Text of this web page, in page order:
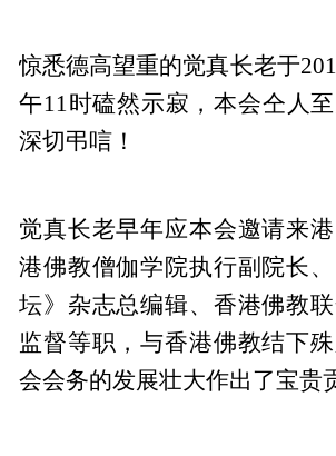
惊悉德高望重的觉真长老于
午11时磕然示寂，本会仝人
深切弔唁！
觉真长老早年应本会邀请来
港佛教僧伽学院执行副院长
坛》杂志总编辑、香港佛教
监督等职，与香港佛教结下
会会务的发展壮大作出了宝贵